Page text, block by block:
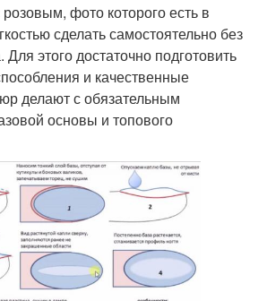
фото которого есть в
сделать самостоятельно без
этого достаточно подготовить
и качественные
делают с обязательным
основы и топового